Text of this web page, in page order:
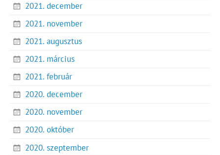
2021. december
2021. november
2021. augusztus
2021. március
2021. február
2020. december
2020. november
2020. október
2020. szeptember